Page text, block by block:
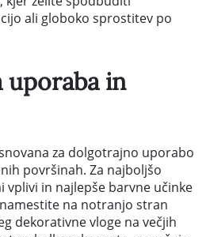
ali globoko sprostitev po
uporaba in
za dolgotrajno uporabo
površinah. Za najboljšo
vplivi in najlepše barvne učinke
na notranjo stran
dekorativne vloge na večjih